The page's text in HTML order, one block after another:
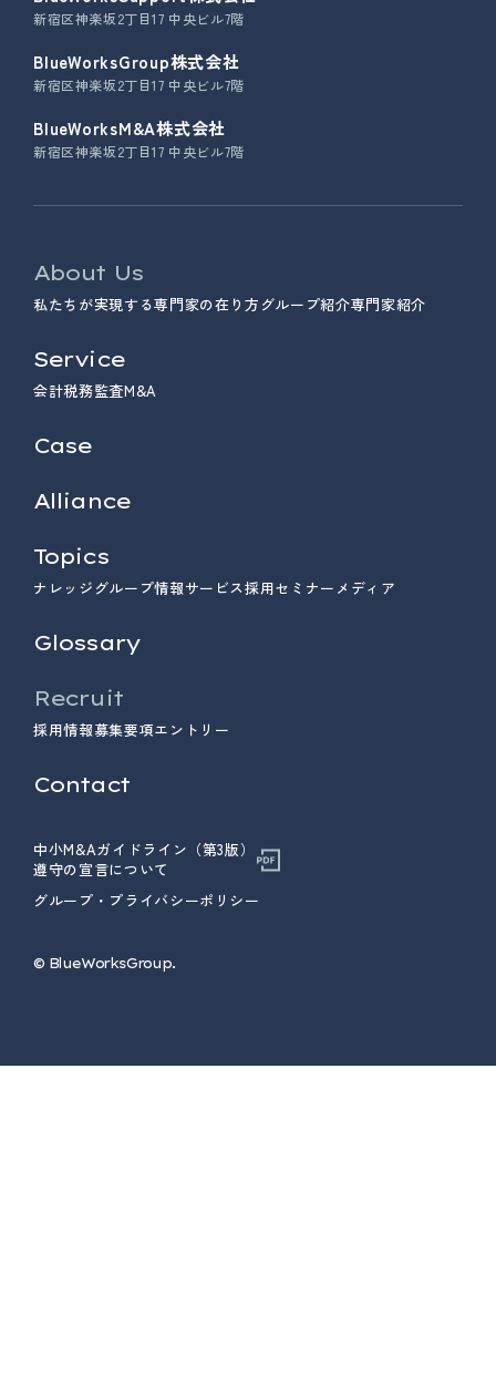
新宿区神楽坂2丁目17 中央ビル7階
BlueWorksGroup株式会社
新宿区神楽坂2丁目17 中央ビル7階
BlueWorksM&A株式会社
新宿区神楽坂2丁目17 中央ビル7階
About Us
私たちが実現する専門家の在り方 グループ紹介専門家紹介
Service
会計税務監査M&A
Case
Alliance
Topics
ナレッジ グループ情報サービス採用セミナー メディア
Glossary
Recruit
採用情報募集要項エントリー
Contact
中小M&Aガイドライン（第3版）
遵守の宣言について
グループ・プライバシーポリシー
© ︎BlueWorksGroup.